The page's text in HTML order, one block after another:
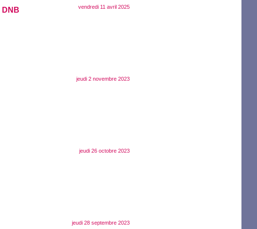
vendredi 11 avril 2025
DNB
jeudi 2 novembre 2023
jeudi 26 octobre 2023
jeudi 28 septembre 2023